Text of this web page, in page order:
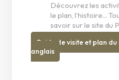
Découvrez les
le plan, l’histoire...
savoir sur le site du
Guide de visite et plan
anglais